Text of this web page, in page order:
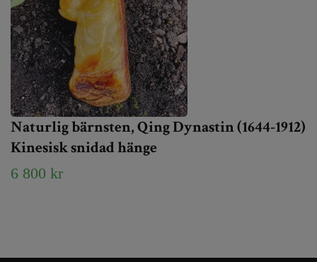
Naturlig bärnsten, Qing Dynastin (1644-1912)
Kinesisk snidad hänge
6 800 kr